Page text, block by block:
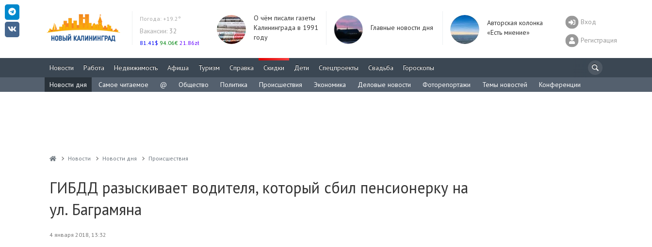
Погода: +19.2°
Вакансии: 32
81.41$ 94.06€ 21.86zł
О чём писали газеты
Калининграда в 1991
году
Главные новости дня
Авторская колонка
«Есть мнение»
Вход
Регистрация
Новости Работа Недвижимость Афиша Туризм Справка Скидки Дети Спецпроекты Свадьба
Гороскопы
Новости дня
Самое читаемое @ Общество Политика Происшествия Экономика Деловые новости Фоторепортажи Темы новостей Конференции
Новости Новости дня Проиcшествия
ГИБДД разыскивает водителя, который сбил пенсионерку на
ул. Баграмяна
4 января 2018, 13:32